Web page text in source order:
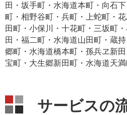
田・坂手町・水海道本町・向石
町・相野谷町・兵町・上蛇町・
田町・小保川・十花町・三坂町
田・福二町・水海道山田町・蔵
郷町・水海道橋本町・孫兵ヱ新
宝町・大生郷新田町・水海道天
サービスの